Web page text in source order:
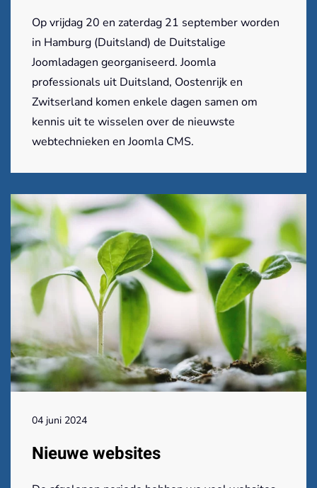
Op vrijdag 20 en zaterdag 21 september worden
in Hamburg (Duitsland) de Duitstalige
Joomladagen georganiseerd. Joomla
professionals uit Duitsland, Oostenrijk en
Zwitserland komen enkele dagen samen om
kennis uit te wisselen over de nieuwste
webtechnieken en Joomla CMS.
04 juni 2024
Nieuwe websites